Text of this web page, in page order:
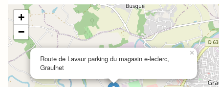
Route de Lavaur parking du magasin e-leclerc,
Graulhet
×
+
−